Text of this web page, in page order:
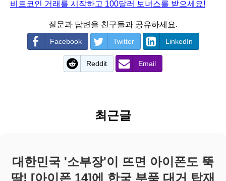
비트코인 거래를 시작하고 100달러 보너스를 받으세요!
질문과 답변을 친구들과 공유하세요.
Facebook Twitter LinkedIn
Reddit Email
최근글
대한민국 '소부장'이 뜨면 아이폰도 뚝
딱! [아이폰 14]에 한국 부품 대거 탑재